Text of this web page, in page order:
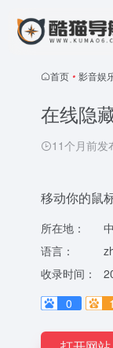
首页 • 影音娱
在线隐
11个月前发
移动你的鼠
所在地：
语言：
收录时间：
0